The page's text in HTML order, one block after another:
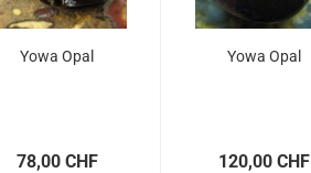
Yowa Opal
78,00 CHF
Yowa Opal
120,00 CHF